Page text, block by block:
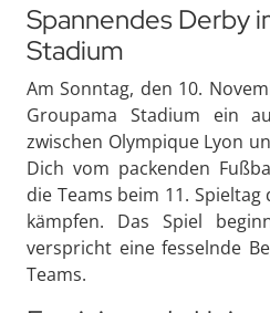
Spannendes Derby
Stadium
Am Sonntag, den 10.
Groupama Stadium ein
zwischen Olympique Lyon
Dich vom packenden
die Teams beim 11.
kämpfen. Das Spiel
verspricht eine fesselnde
Teams.